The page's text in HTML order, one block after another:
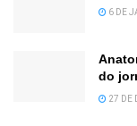
6 DE
do
27 DE